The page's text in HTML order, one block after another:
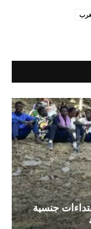
جنسية